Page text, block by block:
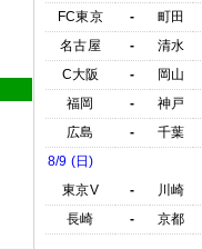
FC東京
- 町田
名古屋
- 清水
C大阪
- 岡山
福岡
- 神戸
広島
- 千葉
8/9 (日)
東京V
- 川崎
長崎
- 京都